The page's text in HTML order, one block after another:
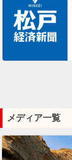
メディア一覧